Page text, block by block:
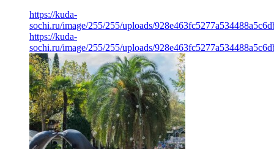
https://kuda-
sochi.ru/image/255/255/uploads/
https://kuda-
sochi.ru/image/255/255/uploads/